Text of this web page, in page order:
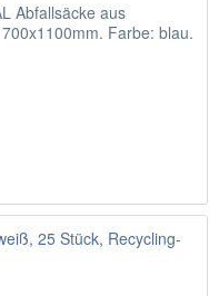
Abfallsäcke aus
Farbe: blau.